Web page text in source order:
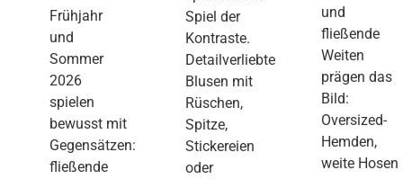
Frühjahr
und
Sommer
2026
spielen
bewusst mit
Gegensätzen:
fließende
Spiel der
Kontraste.
Detailverliebte
Blusen mit
Rüschen,
Spitze,
Stickereien
oder
und
fließende
Weiten
prägen das
Bild:
Oversized-
Hemden,
weite Hosen